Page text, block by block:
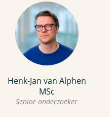
Jos.Frijns@kwrwater.nl
bekijk
profiel
dr.ir. Andrew Segrave
Manager Impact
Henk-Jan van Alphen
MSc
Senior onderzoeker